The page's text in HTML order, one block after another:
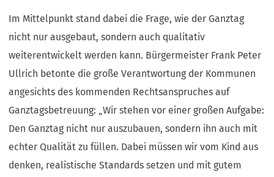
Im Mittelpunkt stand dabei die Frage, wie der Ganztag
nicht nur ausgebaut, sondern auch qualitativ
weiterentwickelt werden kann. Bürgermeister Frank Peter
Ullrich betonte die große Verantwortung der Kommunen
angesichts des kommenden Rechtsanspruches auf
Ganztagsbetreuung: „Wir stehen vor einer großen Aufgabe:
Den Ganztag nicht nur auszubauen, sondern ihn auch mit
echter Qualität zu füllen. Dabei müssen wir vom Kind aus
denken, realistische Standards setzen und mit gutem